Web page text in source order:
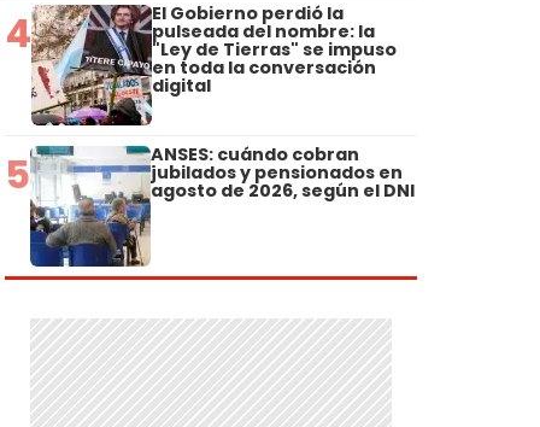
4 El Gobierno perdió la
pulseada del nombre: la
"Ley de Tierras" se impuso
en toda la conversación
digital
5 ANSES: cuándo cobran
jubilados y pensionados en
agosto de 2026, según el DNI